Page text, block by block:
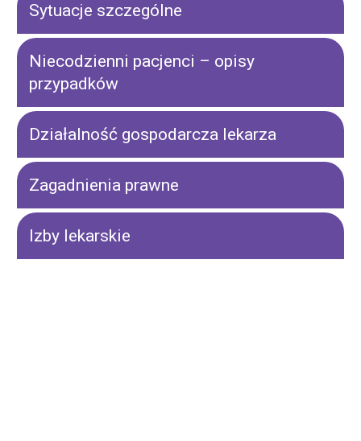
Sytuacje szczególne
Niecodzienni pacjenci – opisy
przypadków
Działalność gospodarcza lekarza
Zagadnienia prawne
Izby lekarskie